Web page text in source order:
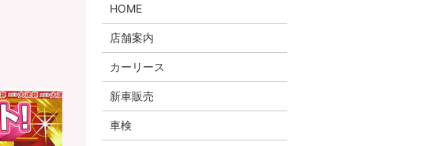
HOME
店舗案内
カーリース
新車販売
車検